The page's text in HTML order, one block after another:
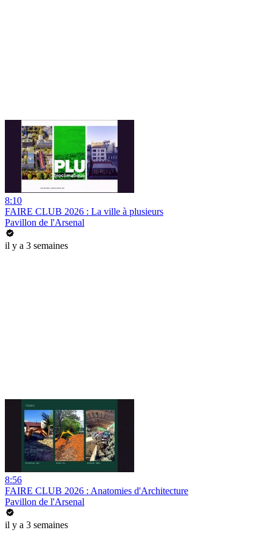
8:10
FAIRE CLUB 2026 : La ville à plusieurs
Pavillon de l'Arsenal
il y a 3 semaines
8:56
FAIRE CLUB 2026 : Anatomies d'Architecture
Pavillon de l'Arsenal
il y a 3 semaines